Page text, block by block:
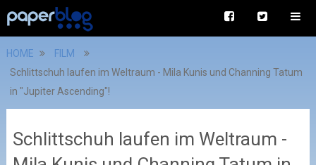
HOME
FILM
Schlittschuh laufen im Weltraum - Mila Kunis und Channing Tatum
in "Jupiter Ascending"!
Schlittschuh laufen im Weltraum -